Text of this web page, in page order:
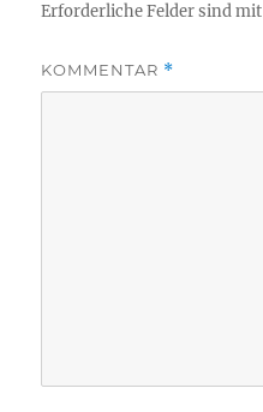
Erforderliche Felder sind mit
KOMMENTAR *